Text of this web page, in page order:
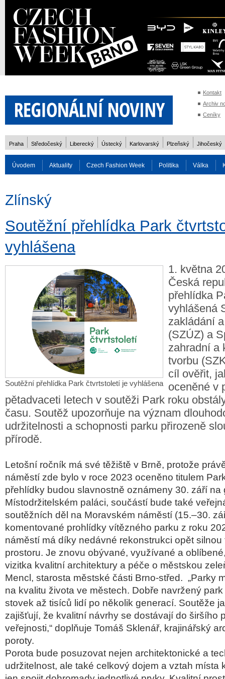
Kontakt
Archiv
Ceníky
Praha Středočeský Liberecký Ústecký Karlovarský Plzeňský Jihočeský
Úvodem Aktuality Czech Fashion Week Politika Válka
Zlínský
Soutěžní přehlídka Park
vyhlášena
Soutěžní přehlídka Park čtvrtstoletí je vyhlášena
1. května
Česká
přehlídka
vyhlášená
zakládání
(SZÚZ) a
zahradní a
tvorbu
cíl ověřit,
oceněné v
pětadvaceti letech v soutěži Park roku
času. Soutěž upozorňuje na význam
udržitelnosti a schopnosti parku přirozeně
přírodě.
Letošní ročník má své těžiště v Brně, protože
náměstí zde bylo v roce 2023 oceněno titulem
přehlídky budou slavnostně oznámeny 30. září na
Místodržitelském paláci, součástí bude také
soutěžních děl na Moravském náměstí (15.–30.
komentované prohlídky vítězného parku z roku
náměstí má díky nedávné rekonstrukci opět
prostoru. Je znovu obývané, využívané a
vizitka kvalitní architektury a péče o městskou
Mencl, starosta městské části Brno-střed. „Parky
na kvalitu života ve městech. Dobře navržený
stovek až tisíců lidí po několik generací. Soutěže
zajišťují, že kvalitní návrhy se dostávají do širšího
veřejnosti,“ doplňuje Tomáš Sklenář, krajinářský
poroty.
Porota bude posuzovat nejen architektonické a
udržitelnost, ale také celkový dojem a vztah místa